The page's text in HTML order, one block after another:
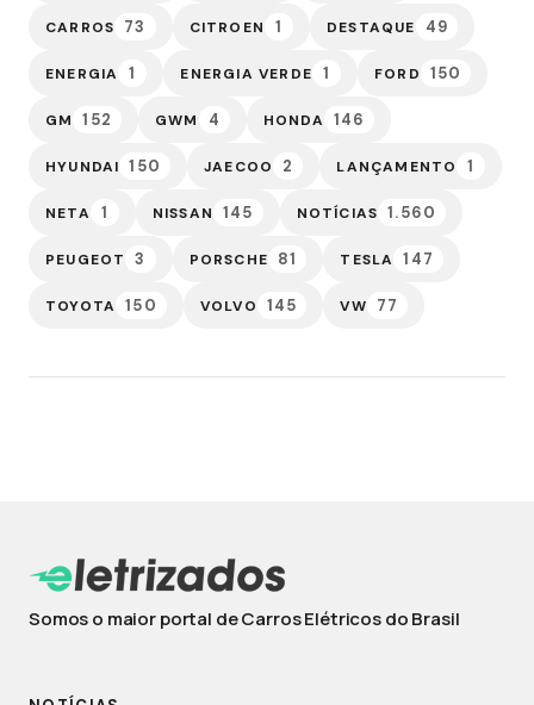
CARROS 73 CITROEN 1 DESTAQUE 49
ENERGIA 1 ENERGIA VERDE 1 FORD 150
GM 152 GWM 4 HONDA 146
HYUNDAI 150 JAECOO 2 LANÇAMENTO 1
NETA 1 NISSAN 145 NOTÍCIAS 1.560
PEUGEOT 3 PORSCHE 81 TESLA 147
TOYOTA 150 VOLVO 145 VW 77
Somos o maior portal de Carros Elétricos do Brasil